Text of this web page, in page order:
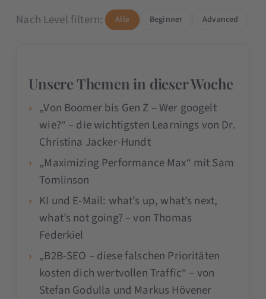
Nach Level filtern: Alle Beginner Advanced
Unsere Themen in dieser Woche
„Von Boomer bis Gen Z – Wer googelt
wie?“ – die wichtigsten Learnings von Dr.
Christina Jacker-Hundt
„Maximizing Performance Max“ mit Sam
Tomlinson
KI und E-Mail: what’s up, what’s next,
what’s not going? – von Thomas
Federkiel
„B2B-SEO – diese falschen Prioritäten
kosten dich wertvollen Traffic“ – von
Stefan Godulla und Markus Hövener